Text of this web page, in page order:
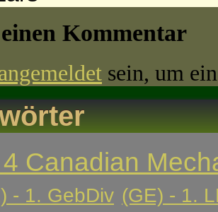
Kommentar
sein, um
Canadian
- 1. GebDiv (GE) - 1.